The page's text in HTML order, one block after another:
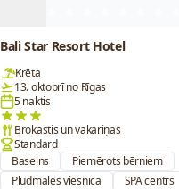
Bali Star Resort Hotel
Krēta
13. oktobrī no Rīgas
5 naktis
Brokastis un vakariņas
Standard
Baseins
Piemērots bērniem
Pludmales viesnīca
SPA centrs